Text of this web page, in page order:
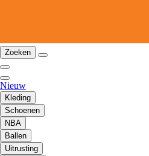
Zoeken
Nieuw
Kleding
Schoenen
NBA
Ballen
Uitrusting